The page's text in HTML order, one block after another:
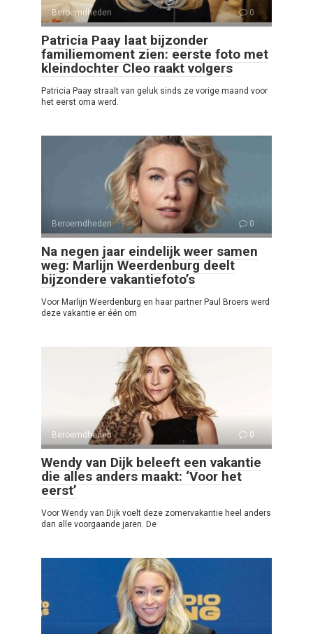
Beroemdheden 0
Patricia Paay laat bijzonder
familiemoment zien: eerste foto met
kleindochter Cleo raakt volgers
Patricia Paay straalt van geluk sinds ze vorige maand voor
het eerst oma werd.
Beroemdheden 0
Na negen jaar eindelijk weer samen
weg: Marlijn Weerdenburg deelt
bijzondere vakantiefoto’s
Voor Marlijn Weerdenburg en haar partner Paul Broers werd
deze vakantie er één om
Beroemdheden 0
Wendy van Dijk beleeft een vakantie
die alles anders maakt: ‘Voor het
eerst’
Voor Wendy van Dijk voelt deze zomervakantie heel anders
dan alle voorgaande jaren. De